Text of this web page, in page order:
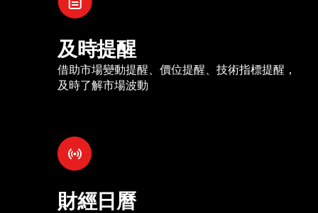
及時提醒
借助市場變動提醒、價位提醒、技術指標提醒，
及時了解市場波動
財經日曆